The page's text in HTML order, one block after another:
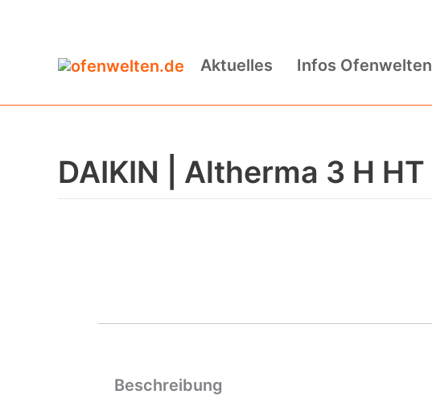
springen
Aktuelles Infos Ofenwelten
DAIKIN | Altherma 3 H HT
Beschreibung